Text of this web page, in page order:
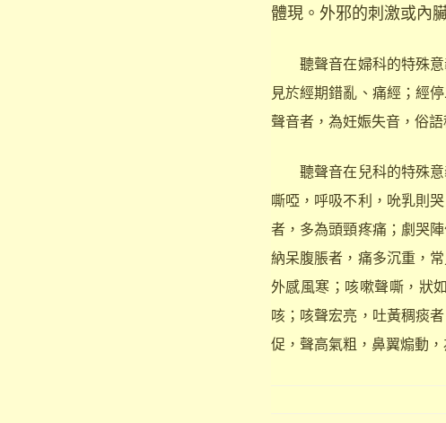
體現。外邪的刺激或內
聽聲音在婦科的特殊意
見於經期錯亂、痛經；經
聲音者，為妊娠失音，俗
聽聲音在兒科的特殊意
嘶啞，呼吸不利，吮乳則
者，多為頭頸疼痛；劇哭
納呆腹脹者，痛多沉重，
外感風寒；咳嗽聲嘶，狀
咳；咳聲宏亮，吐黃稠痰
促，聲高氣粗，鼻翼煽動